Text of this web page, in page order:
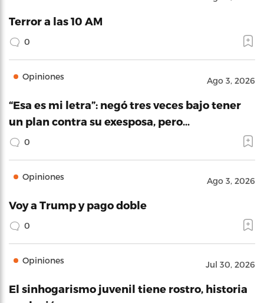
Terror a las 10 AM
0
Opiniones Ago 3, 2026
“Esa es mi letra”: negó tres veces bajo tener
un plan contra su exesposa, pero…
0
Opiniones Ago 3, 2026
Voy a Trump y pago doble
0
Opiniones Jul 30, 2026
El sinhogarismo juvenil tiene rostro, historia